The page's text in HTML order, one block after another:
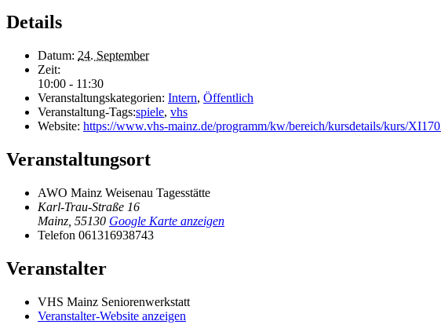
Details
Datum: 24. September
Zeit:
10:00 - 11:30
Veranstaltungskategorien: Intern, Öffentlich
Veranstaltung-Tags:spiele, vhs
Website: https://www.vhs-mainz.de/programm/kw/bereich/kursdetails/kurs/
Veranstaltungsort
AWO Mainz Weisenau Tagesstätte
Karl-Trau-Straße 16
Mainz 55130 Google Karte anzeigen
Telefon 061316938743
Veranstalter
VHS Mainz Seniorenwerkstatt
Veranstalter-Website anzeigen